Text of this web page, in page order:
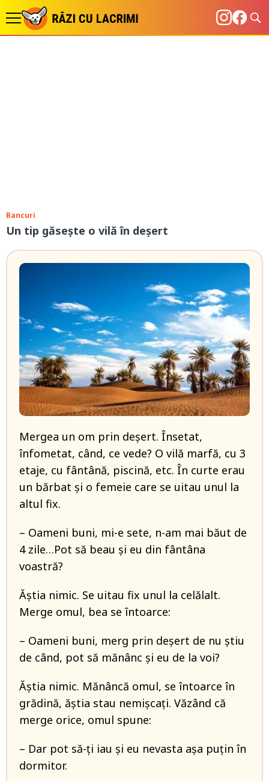
Bancuri
Un tip găsește o vilă în deșert
Mergea un om prin deșert. Însetat,
înfometat, când, ce vede? O vilă marfă, cu 3
etaje, cu fântână, piscină, etc. În curte erau
un bărbat și o femeie care se uitau unul la
altul fix.
– Oameni buni, mi-e sete, n-am mai băut de
4 zile…Pot să beau și eu din fântâna
voastră?
Ăștia nimic. Se uitau fix unul la celălalt.
Merge omul, bea se întoarce:
– Oameni buni, merg prin deșert de nu știu
de când, pot să mănânc și eu de la voi?
Ăștia nimic. Mănâncă omul, se întoarce în
grădină, ăștia stau nemișcați. Văzând că
merge orice, omul spune:
– Dar pot să-ți iau și eu nevasta așa puțin în
dormitor.